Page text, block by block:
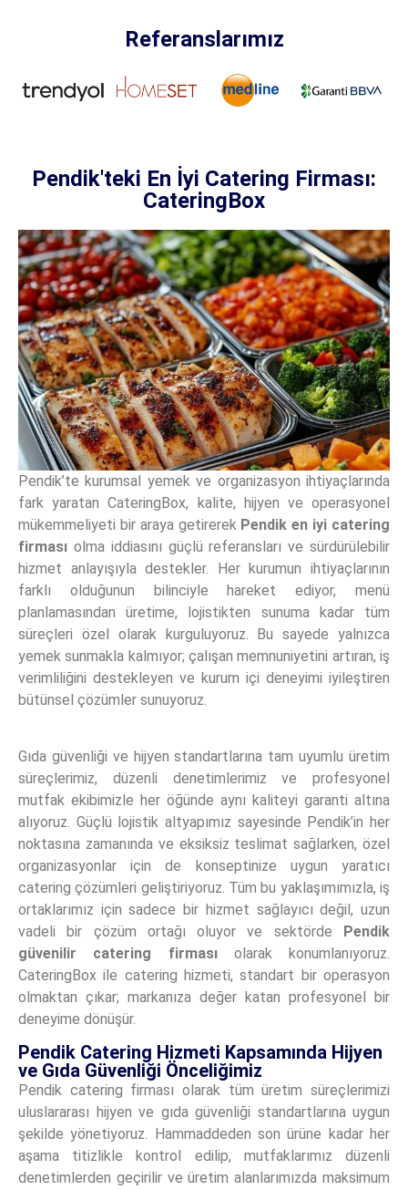
Referanslarımız
Pendik'teki En İyi Catering Firması:
CateringBox
Pendik’te kurumsal yemek ve organizasyon ihtiyaçlarında
fark yaratan CateringBox, kalite, hijyen ve operasyonel
mükemmeliyeti bir araya getirerek Pendik en iyi catering
firması olma iddiasını güçlü referansları ve sürdürülebilir
hizmet anlayışıyla destekler. Her kurumun ihtiyaçlarının
farklı olduğunun bilinciyle hareket ediyor, menü
planlamasından üretime, lojistikten sunuma kadar tüm
süreçleri özel olarak kurguluyoruz. Bu sayede yalnızca
yemek sunmakla kalmıyor; çalışan memnuniyetini artıran, iş
verimliliğini destekleyen ve kurum içi deneyimi iyileştiren
bütünsel çözümler sunuyoruz.
Gıda güvenliği ve hijyen standartlarına tam uyumlu üretim
süreçlerimiz, düzenli denetimlerimiz ve profesyonel
mutfak ekibimizle her öğünde aynı kaliteyi garanti altına
alıyoruz. Güçlü lojistik altyapımız sayesinde Pendik’in her
noktasına zamanında ve eksiksiz teslimat sağlarken, özel
organizasyonlar için de konseptinize uygun yaratıcı
catering çözümleri geliştiriyoruz. Tüm bu yaklaşımımızla, iş
ortaklarımız için sadece bir hizmet sağlayıcı değil, uzun
vadeli bir çözüm ortağı oluyor ve sektörde Pendik
güvenilir catering firmasıolarak konumlanıyoruz.
CateringBox ile catering hizmeti, standart bir operasyon
olmaktan çıkar; markanıza değer katan profesyonel bir
deneyime dönüşür.
Pendik Catering Hizmeti Kapsamında Hijyen
ve Gıda Güvenliği Önceliğimiz
Pendik catering firması olarak tüm üretim süreçlerimizi
uluslararası hijyen ve gıda güvenliği standartlarına uygun
şekilde yönetiyoruz. Hammaddeden son ürüne kadar her
aşama titizlikle kontrol edilip, mutfaklarımız düzenli
denetimlerden geçirilir ve üretim alanlarımızda maksimum